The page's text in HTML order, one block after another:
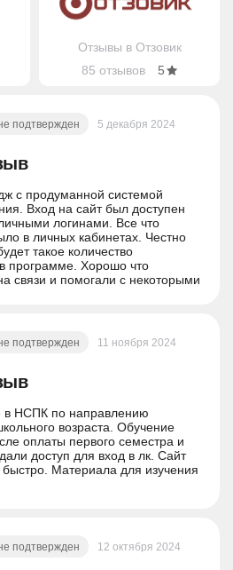
Отзывы в Отзовик
85 отзывов
5
5 декабря 2024
подтвержден
с продуманной системой
Вход на сайт был доступен
логинами. Все что
в личных кабинетах. Честно
такое количество
программе. Хорошо что
связи и помогали с некоторыми
11 ноября 2024
подтвержден
в НСПК по направлению
возраста. Обучение
оплаты первого семестра и
доступ для вход в лк. Сайт
Материала для изучения
12 октября 2024
подтвержден